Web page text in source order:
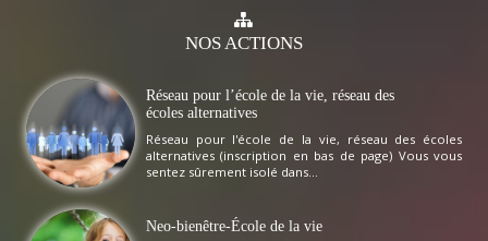
NOSACTIONS
Réseau pour l’école de la vie, réseau des
écoles alternatives
Réseau pour l'école de la vie, réseau des écoles
alternatives (inscription en bas de page) Vous vous
sentez sûrement isolé dans...
Neo-bienêtre-École de la vie